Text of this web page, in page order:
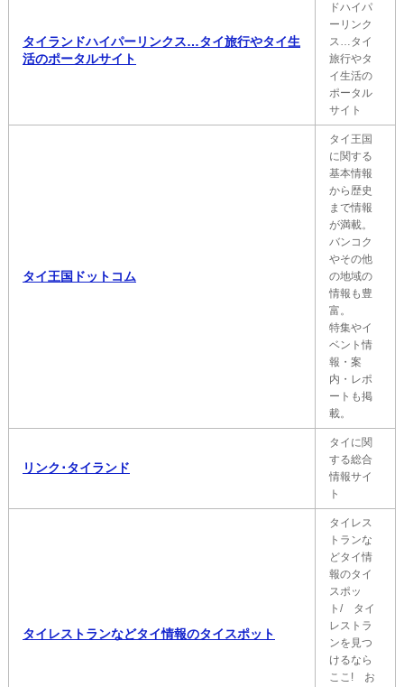
タイランドハイパーリンクス…タイ旅行やタイ生
活のポータルサイト
ドハイパ
ーリンク
ス…タイ
旅行やタ
イ生活の
ポータル
サイト
タイ王国ドットコム
タイ王国
に関する
基本情報
から歴史
まで情報
が満載。
バンコク
やその他
の地域の
情報も豊
富。
特集やイ
ベント情
報・案
内・レポ
ートも掲
載。
リンク･タイランド
タイに関
する総合
情報サイ
ト
タイレストランなどタイ情報のタイスポット
タイレス
トランな
どタイ情
報のタイ
スポッ
ト/ タイ
レストラ
ンを見つ
けるなら
ここ! お